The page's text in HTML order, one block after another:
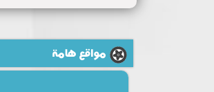
مواقع هامة